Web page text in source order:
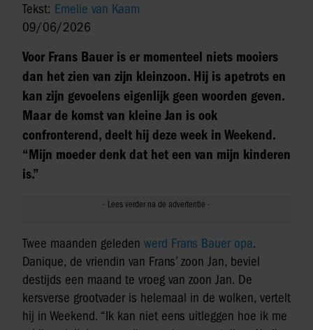
Tekst: Emelie van Kaam
09/06/2026
Voor Frans Bauer is er momenteel niets mooiers
dan het zien van zijn kleinzoon. Hij is apetrots en
kan zijn gevoelens eigenlijk geen woorden geven.
Maar de komst van kleine Jan is ook
confronterend, deelt hij deze week in Weekend.
“Mijn moeder denk dat het een van mijn kinderen
is.”
Twee maanden geleden werd Frans Bauer opa.
Danique, de vriendin van Frans’ zoon Jan, beviel
destijds een maand te vroeg van zoon Jan. De
kersverse grootvader is helemaal in de wolken, vertelt
hij in Weekend. “Ik kan niet eens uitleggen hoe ik me